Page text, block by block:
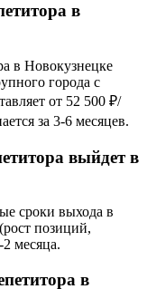
в
в Новокузнецке
города с
от 52 500 ₽/
за 3-6 месяцев.
выйдет в
сроки выхода в
позиций,
месяца.
в